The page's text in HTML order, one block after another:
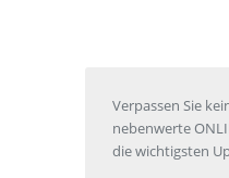
Verpassen Sie
nebenwerte
die wichtigsten